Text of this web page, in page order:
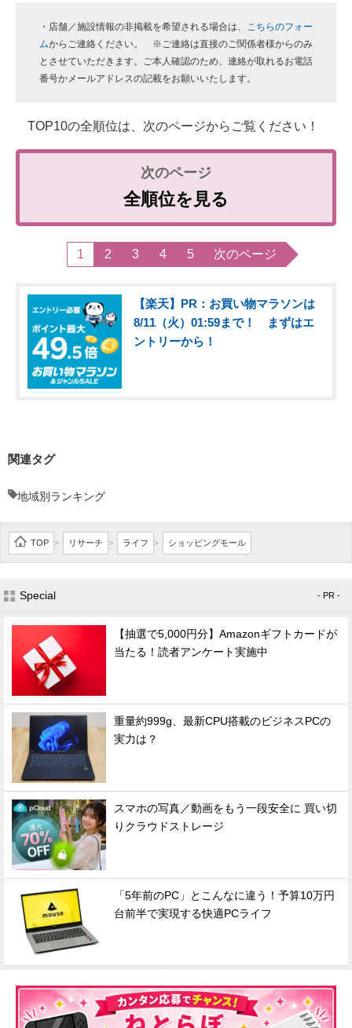
・店舗／施設情報の非掲載を希望される場合は、 こちらのフォー
ムからご連絡ください。 ※ご連絡は直接のご関係者様からのみ
とさせていただきます。ご本人確認のため、連絡が取れるお電話
番号かメールアドレスの記載をお願いいたします。
TOP10の全順位は、次のページからご覧ください！
全順位を見る
1 2 3 4 5 次のページ
【楽天】PR：お買い物マラソンは
8/11（火）01:59まで！ まずはエ
ントリーから！
関連タグ
地域別ランキング
TOP > リサーチ > ライフ > ショッピングモール
Special - PR -
【抽選で5,000円分】Amazonギフトカードが
当たる！読者アンケート実施中
重量約999g、最新CPU搭載のビジネスPCの
実力は？
スマホの写真／動画をもう一段安全に 買い切
りクラウドストレージ
「5年前のPC」とこんなに違う！予算10万円
台前半で実現する快適PCライフ